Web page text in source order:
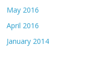
May 2016
April 2016
January 2014